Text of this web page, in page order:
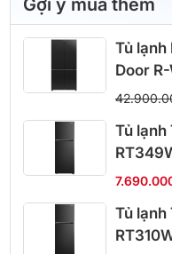
Tủ
Door
Tủ lạnh
Tủ lạnh